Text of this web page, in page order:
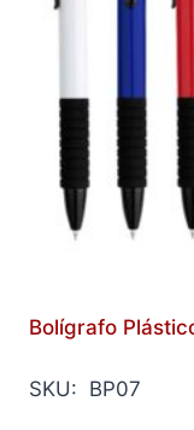
Bolígrafo
SKU: BP07